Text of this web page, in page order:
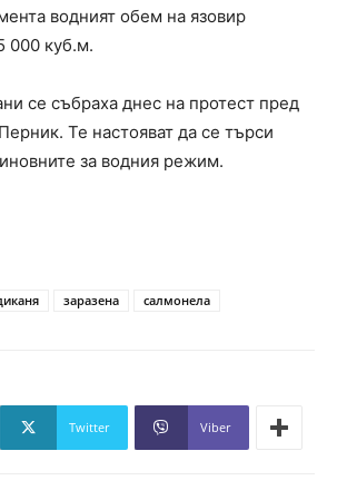
водният обем на язовир
000 куб.м.
се събраха днес на протест пред
Те настояват да се търси
за водния режим.
заразена салмонела
Twitter Viber